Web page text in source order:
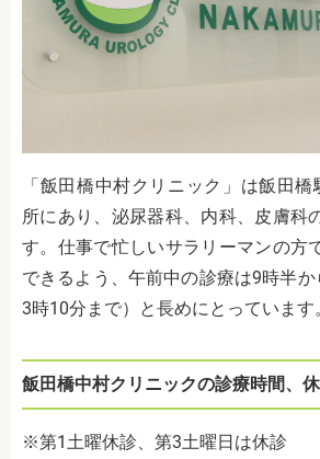
「飯田橋中村クリニック」は飯田
所にあり、泌尿器科、内科、皮膚科
す。仕事で忙しいサラリーマンの方
できるよう、午前中の診療は9時半か
3時10分まで）と長めにとっています
飯田橋中村クリニックの診療時間、
※第1土曜休診、第3土曜日は休診